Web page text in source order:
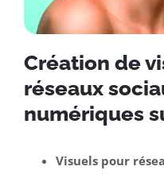
Création de
réseaux
numériques
Visuels pour